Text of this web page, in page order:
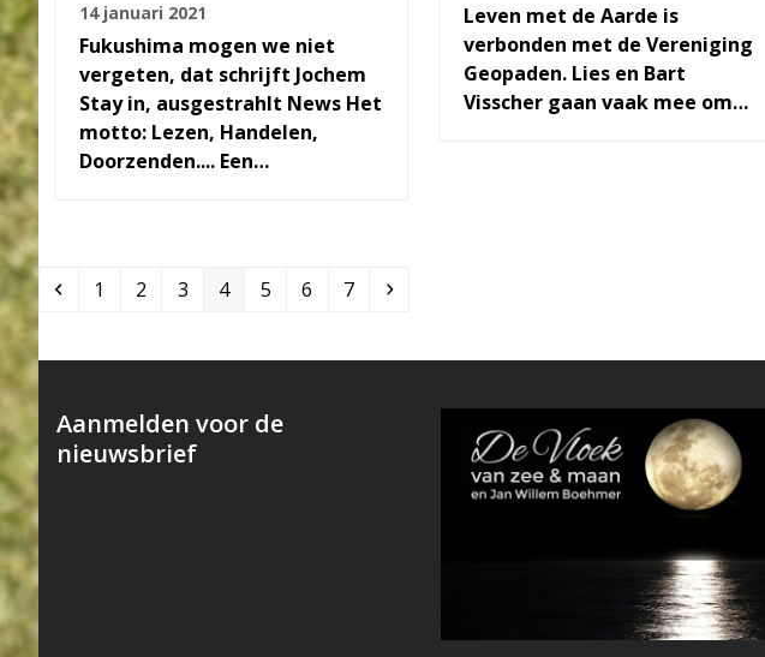
14 januari 2021
Fukushima mogen we niet
vergeten, dat schrijft Jochem
Stay in, ausgestrahlt News Het
motto: Lezen, Handelen,
Doorzenden.... Een…
Leven met de Aarde is
verbonden met de Vereniging
Geopaden. Lies en Bart
Visscher gaan vaak mee om…
Previous
Page
1 Page
2 Page
3 Page
4 Page
5 Page
6 Page
7 Next
Aanmelden voor de
nieuwsbrief